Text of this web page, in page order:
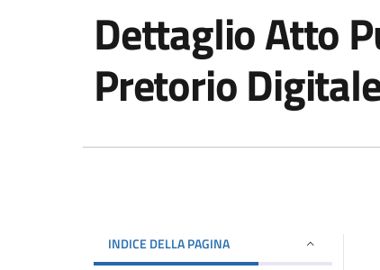
Dettaglio Atto
Pretorio
INDICE DELLA PAGINA